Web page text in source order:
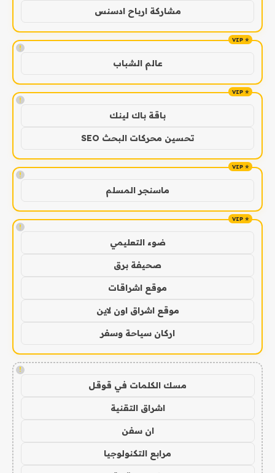
مشاركة ارباح ادسنس
!
عالم الشباب
!
باقة باك لينك
تحسين محركات البحث SEO
!
ماسنجر المسلم
!
ضوء التعليمي
صحيفة برق
موقع اشراقات
موقع اشراق اون لاين
اركان سياحة وسفر
!
مسك الكلمات في قوقل
اشراق التقنية
ان سفن
مرابع التكنولوجيا